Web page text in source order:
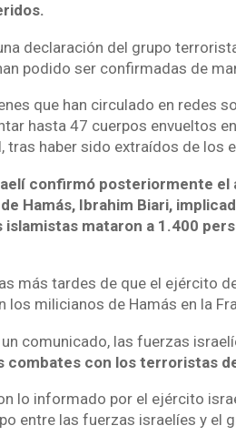
declaración del grupo
podido ser confirmadas de
que han circulado en redes
hasta 47 cuerpos envueltos
tras haber sido extraídos de los
confirmó posteriormente el
Hamás, Ibrahim Biari,
islamistas mataron a 1.400
más tardes de que el ejército
los milicianos de Hamás en la
comunicado, las fuerzas
combates con los terroristas
lo informado por el ejército
entre las fuerzas israelíes y el